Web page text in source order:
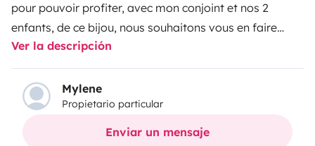
pour pouvoir profiter, avec mon conjoint et nos 2
enfants, de ce bijou, nous souhaitons vous en faire
bénéficier !
Il nous apporte un incroyable confort aux périples
aventuriers qui marquent chaque année un peu plus
nos souvenirs et ceux de nos enfants !
Ver la descripción
Mylene
Propietario particular
Enviar un mensaje